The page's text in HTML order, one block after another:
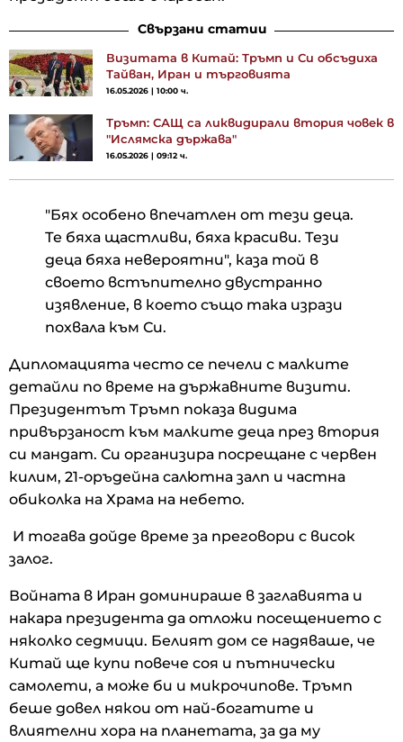
Свързани статии
Визитата в Китай: Тръмп и Си обсъдиха
Тайван, Иран и търговията
16.05.2026 | 10:00 ч.
Тръмп: САЩ са ликвидирали втория човек в
"Ислямска държава"
16.05.2026 | 09:12 ч.
"Бях особено впечатлен от тези деца.
Те бяха щастливи, бяха красиви. Тези
деца бяха невероятни", каза той в
своето встъпително двустранно
изявление, в което също така изрази
похвала към Си.
Дипломацията често се печели с малките
детайли по време на държавните визити.
Президентът Тръмп показа видима
привързаност към малките деца през втория
си мандат. Си организира посрещане с червен
килим, 21-оръдейна салютна залп и частна
обиколка на Храма на небето.
И тогава дойде време за преговори с висок
залог.
Войната в Иран доминираше в заглавията и
накара президента да отложи посещението с
няколко седмици. Белият дом се надяваше, че
Китай ще купи повече соя и пътнически
самолети, а може би и микрочипове. Тръмп
беше довел някои от най-богатите и
влиятелни хора на планетата, за да му